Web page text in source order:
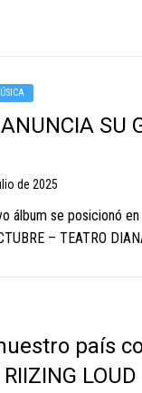
SU
de 2025
álbum se posicionó
– TEATRO
país
LOUD